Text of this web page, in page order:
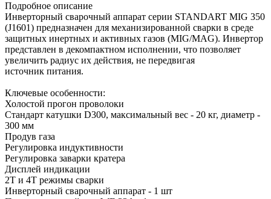
Подробное описание
Инверторный сварочный аппарат серии STANDART MIG 350
(J1601) предназначен для механизированной сварки в среде
защитных инертных и активных газов (MIG/MAG). Инвертор
представлен в декомпактном исполнении, что позволяет
увеличить радиус их действия, не передвигая
источник питания.
Ключевые особенности:
Холостой прогон проволоки
Cтандарт катушки D300, максимальный вес - 20 кг, диаметр -
300 мм
Продув газа
Регулировка индуктивности
Регулировка заварки кратера
Дисплей индикации
2Т и 4Т режимы сварки
Инверторный сварочный аппарат - 1 шт